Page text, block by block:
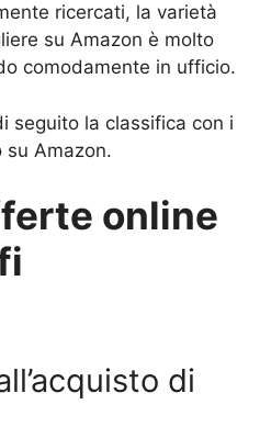
ricercati, la varietà
su Amazon è molto
comodamente in ufficio.
seguito la classifica con i
su Amazon.
online
di